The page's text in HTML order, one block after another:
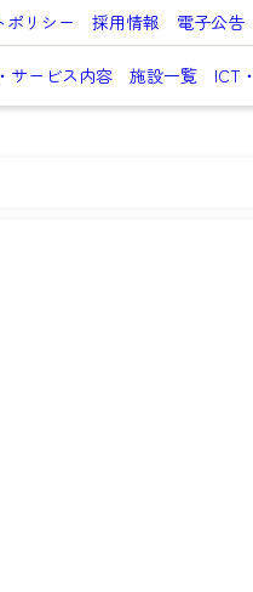
ポリシー 採用情報 電子公告
サービス内容 施設一覧 ICT